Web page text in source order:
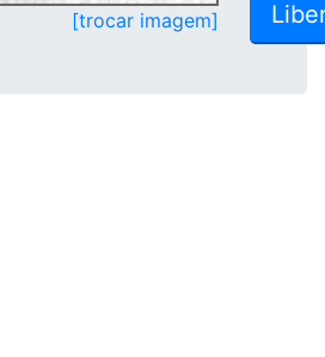
[trocar imagem]